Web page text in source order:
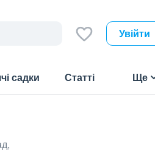
Увійти
садки Статті Ще